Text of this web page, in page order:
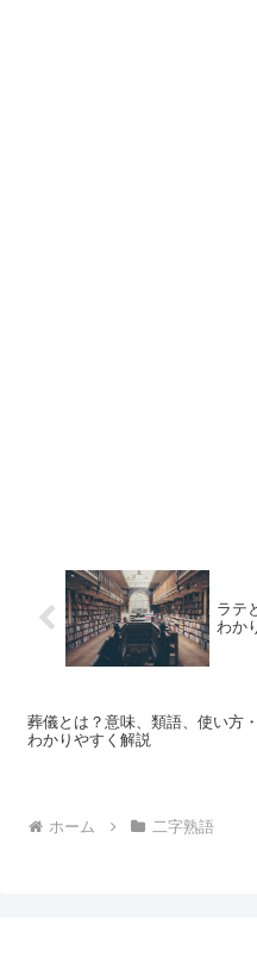
ラテ
わか
葬儀とは？意味、類語、使い方
わかりやすく解説
ホーム 二字熟語